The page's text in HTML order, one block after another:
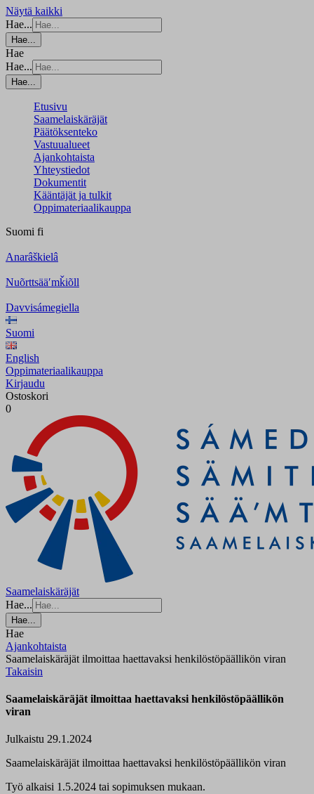
Näytä kaikki
Hae...
Hae...
Hae
Hae...
Hae...
Etusivu
Saamelaiskäräjät
Päätöksenteko
Vastuualueet
Ajankohtaista
Yhteystiedot
Dokumentit
Kääntäjät ja tulkit
Oppimateriaalikauppa
Suomi fi
Anarâškielâ
Nuõrttsääʹmǩiõll
Davvisámegiella
Suomi
English
Oppimateriaalikauppa
Kirjaudu
Ostoskori
0
Saamelaiskäräjät
Hae...
Hae...
Hae
Ajankohtaista
Saamelaiskäräjät ilmoittaa haettavaksi henkilöstöpäällikön viran
Takaisin
Saamelaiskäräjät ilmoittaa haettavaksi henkilöstöpäällikön
viran
Julkaistu 29.1.2024
Saamelaiskäräjät ilmoittaa haettavaksi henkilöstöpäällikön viran
Työ alkaisi 1.5.2024 tai sopimuksen mukaan.